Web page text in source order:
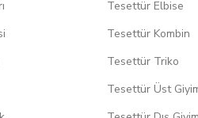
Tesettür Elbise
Tesettür Kombin
Tesettür Triko
Tesettür Üst